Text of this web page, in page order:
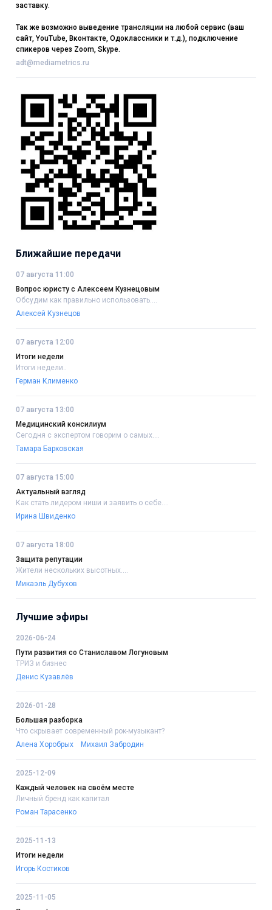
заставку.
Так же возможно выведение трансляции на любой сервис (ваш
сайт, YouTube, Вконтакте, Одоклассники и т.д.), подключение
спикеров через Zoom, Skype.
adt@mediametrics.ru
Ближайшие передачи
07 августа 11:00
Вопрос юристу с Алексеем Кузнецовым
Обсудим как правильно использовать....
Алексей Кузнецов
07 августа 12:00
Итоги недели
Итоги недели..
Герман Клименко
07 августа 13:00
Медицинский консилиум
Сегодня с экспертом говорим о самых....
Тамара Барковская
07 августа 15:00
Актуальный взгляд
Как стать лидером ниши и заявить о себе....
Ирина Швиденко
07 августа 18:00
Защита репутации
Жители нескольких высотных....
Микаэль Дубухов
Лучшие эфиры
2026-06-24
Пути развития со Станиславом Логуновым
ТРИЗ и бизнес
Денис Кузавлёв
2026-01-28
Большая разборка
Что скрывает современный рок-музыкант?
Алена Хоробрых
Михаил Забродин
2025-12-09
Каждый человек на своём месте
Личный бренд как капитал
Роман Тарасенко
2025-11-13
Итоги недели
Игорь Костиков
2025-11-05